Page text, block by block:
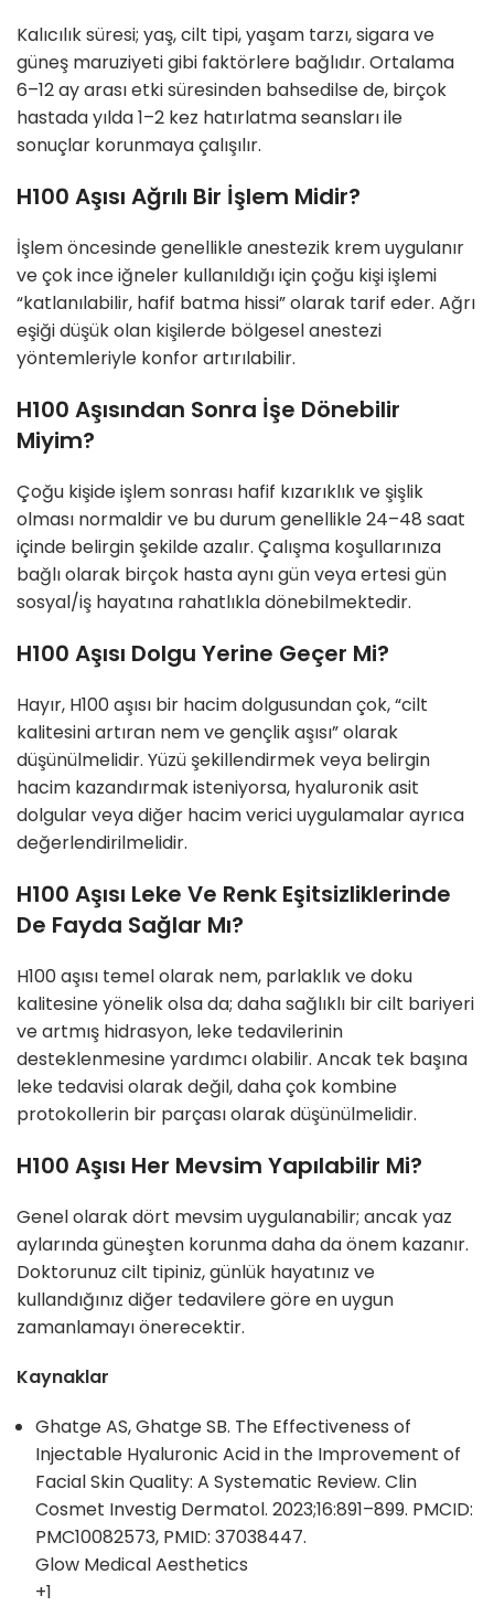
Kalıcılık süresi; yaş, cilt tipi, yaşam tarzı, sigara ve
güneş maruziyeti gibi faktörlere bağlıdır. Ortalama
6–12 ay arası etki süresinden bahsedilse de, birçok
hastada yılda 1–2 kez hatırlatma seansları ile
sonuçlar korunmaya çalışılır.
H100 Aşısı Ağrılı Bir İşlem Midir?
İşlem öncesinde genellikle anestezik krem uygulanır
ve çok ince iğneler kullanıldığı için çoğu kişi işlemi
“katlanılabilir, hafif batma hissi” olarak tarif eder. Ağrı
eşiği düşük olan kişilerde bölgesel anestezi
yöntemleriyle konfor artırılabilir.
H100 Aşısından Sonra İşe Dönebilir
Miyim?
Çoğu kişide işlem sonrası hafif kızarıklık ve şişlik
olması normaldir ve bu durum genellikle 24–48 saat
içinde belirgin şekilde azalır. Çalışma koşullarınıza
bağlı olarak birçok hasta aynı gün veya ertesi gün
sosyal/iş hayatına rahatlıkla dönebilmektedir.
H100 Aşısı Dolgu Yerine Geçer Mi?
Hayır, H100 aşısı bir hacim dolgusundan çok, “cilt
kalitesini artıran nem ve gençlik aşısı” olarak
düşünülmelidir. Yüzü şekillendirmek veya belirgin
hacim kazandırmak isteniyorsa, hyaluronik asit
dolgular veya diğer hacim verici uygulamalar ayrıca
değerlendirilmelidir.
H100 Aşısı Leke Ve Renk Eşitsizliklerinde
De Fayda Sağlar Mı?
H100 aşısı temel olarak nem, parlaklık ve doku
kalitesine yönelik olsa da; daha sağlıklı bir cilt bariyeri
ve artmış hidrasyon, leke tedavilerinin
desteklenmesine yardımcı olabilir. Ancak tek başına
leke tedavisi olarak değil, daha çok kombine
protokollerin bir parçası olarak düşünülmelidir.
H100 Aşısı Her Mevsim Yapılabilir Mi?
Genel olarak dört mevsim uygulanabilir; ancak yaz
aylarında güneşten korunma daha da önem kazanır.
Doktorunuz cilt tipiniz, günlük hayatınız ve
kullandığınız diğer tedavilere göre en uygun
zamanlamayı önerecektir.
Kaynaklar
Ghatge AS, Ghatge SB. The Effectiveness of
Injectable Hyaluronic Acid in the Improvement of
Facial Skin Quality: A Systematic Review. Clin
Cosmet Investig Dermatol. 2023;16:891–899. PMCID:
PMC10082573, PMID: 37038447.
Glow Medical Aesthetics
+1